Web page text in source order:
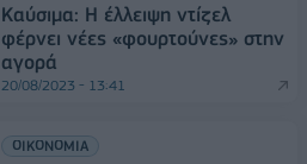
Καύσιμα: Η έλλειψη ντίζελ
φέρνει νέες «φουρτούνες» στην
αγορά
20/08/2023 - 13:41
ΟΙΚΟΝΟΜΙΑ